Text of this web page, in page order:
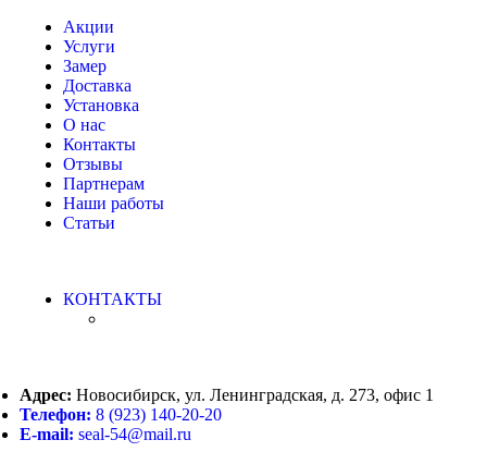
Акции
Услуги
Замер
Доставка
Установка
О нас
Контакты
Отзывы
Партнерам
Наши работы
Статьи
КОНТАКТЫ
Адрес: Новосибирск, ул. Ленинградская, д. 273, офис 1
Телефон: 8 (923) 140-20-20
E-mail: seal-54@mail.ru